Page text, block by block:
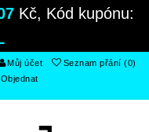
Kč, Kód kupónu:
Můj účet
Seznam přání (0)
Objednat